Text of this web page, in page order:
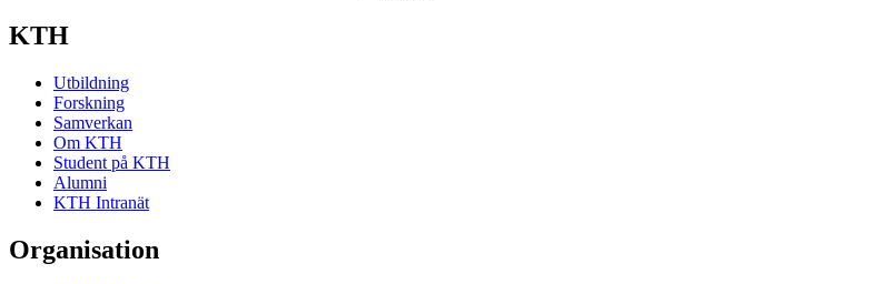
KTH
Utbildning
Forskning
Samverkan
Om KTH
Student på KTH
Alumni
KTH Intranät
Organisation